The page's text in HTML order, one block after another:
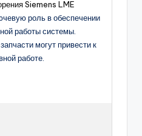
Siemens LME
роль в обеспечении
работы системы.
могут привести к
работе.